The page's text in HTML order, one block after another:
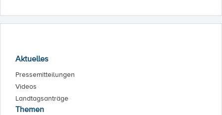
Aktuelles
Pressemitteilungen
Videos
Landtagsanträge
Themen